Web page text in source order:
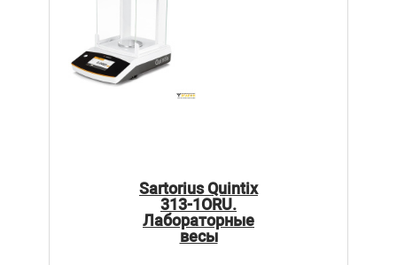
Sartorius Quintix
313-1ORU.
Лабораторные
весы